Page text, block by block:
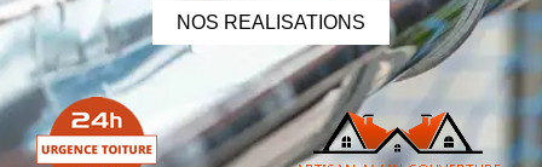
NOS REALISATIONS